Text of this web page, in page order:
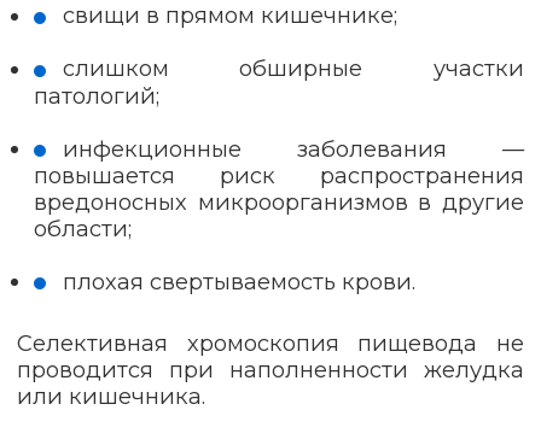
свищи в прямом кишечнике;
слишком обширные участки
патологий;
инфекционные заболевания —
повышается риск распространения
вредоносных микроорганизмов в другие
области;
плохая свертываемость крови.
Селективная хромоскопия пищевода не
проводится при наполненности желудка
или кишечника.